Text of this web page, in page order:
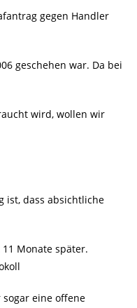
gegen Handler
geschehen war. Da bei
wird, wollen wir
ist, dass absichtliche
Monate später.
eine offene